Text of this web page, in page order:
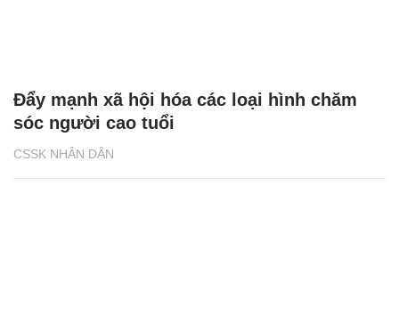
CSSK NHÂN DÂN
Đẩy mạnh xã hội hóa các loại hình chăm
sóc người cao tuổi